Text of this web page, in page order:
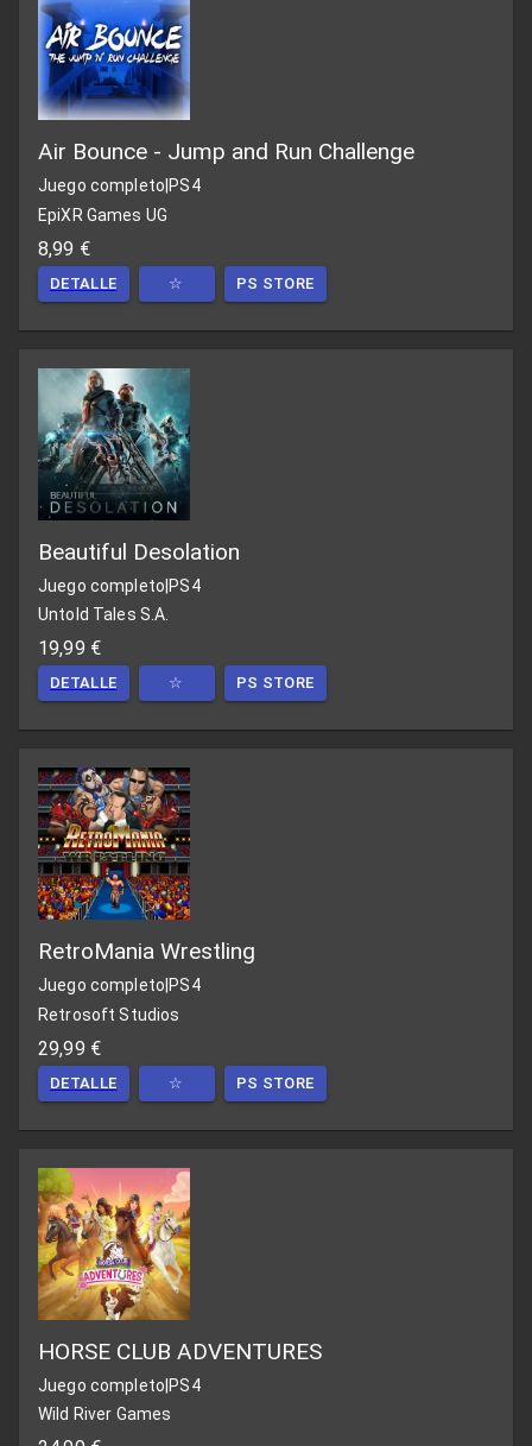
Air Bounce - Jump and Run Challenge
Juego completo PS4
EpiXR Games UG
8,99 €
DETALLE ☆ PS STORE
Beautiful Desolation
Juego completo|PS4
Untold Tales S.A.
19,99 €
DETALLE ☆ PS STORE
RetroMania Wrestling
Juego completo PS4
Retrosoft Studios
29,99 €
DETALLE ☆ PS STORE
HORSE CLUB ADVENTURES
Juego completo|PS4
Wild River Games